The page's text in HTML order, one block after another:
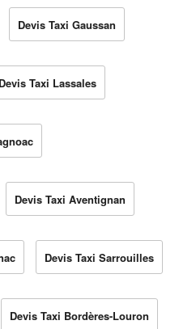
Devis Taxi Gaussan
Devis Taxi Lassales
Devis Taxi Aventignan
Devis Taxi Sarrouilles
Devis Taxi Bordères-Louron